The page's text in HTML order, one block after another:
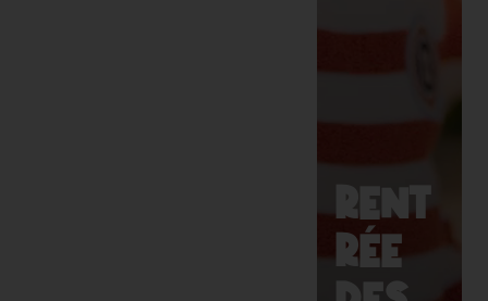
RENT
RÉE